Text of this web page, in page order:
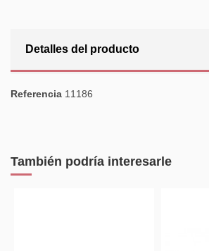
Detalles del producto
Referencia 11186
También podría interesarle